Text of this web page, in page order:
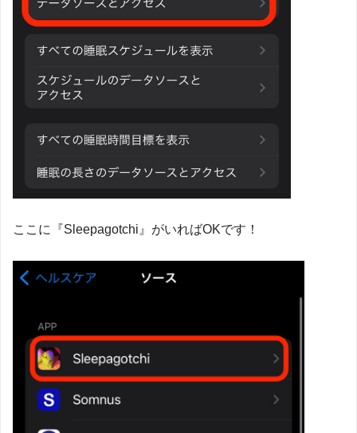
ここに『Sleepagotchi』がいればOKです！